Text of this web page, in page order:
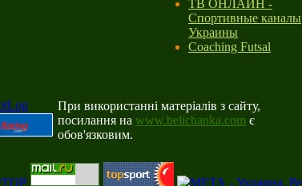
ТВ ОНЛАЙН -
Спортивные каналы
Украины
Coaching Futsal
При використанні матеріалів з сайту,
посилання на www.belichanka.com є
обов'язковим.